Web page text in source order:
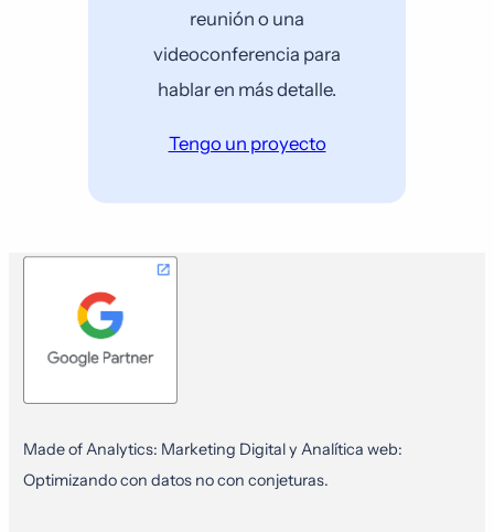
reunión o una
videoconferencia para
hablar en más detalle.
Tengo un proyecto
Made of Analytics: Marketing Digital y Analítica web:
Optimizando con datos no con conjeturas.